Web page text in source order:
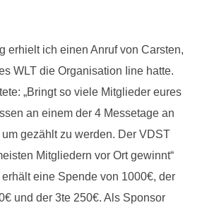
erhielt ich einen Anruf von Carsten,
WLT die Organisation Iine hatte.
„Bringt so viele Mitglieder eures
an einem der 4 Messetage an
gezählt zu werden. Der VDST
Mitgliedern vor Ort gewinnt“
eine Spende von 1000€, der
und der 3te 250€. Als Sponsor